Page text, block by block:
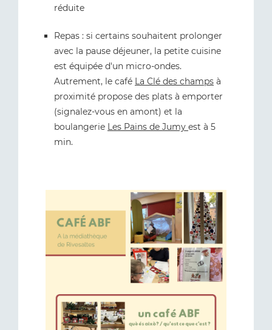
réduite
Repas : si certains souhaitent prolonger
avec la pause déjeuner, la petite cuisine
est équipée d'un micro-ondes.
Autrement, le café La Clé des champs à
proximité propose des plats à emporter
(signalez-vous en amont) et la
boulangerie Les Pains de Jumy est à 5
min.